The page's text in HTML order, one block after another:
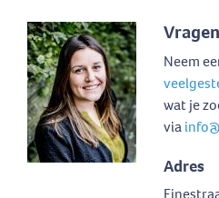
Neem
wat je
via
Adres